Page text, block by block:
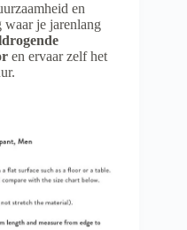
en
je jarenlang
en ervaar zelf het